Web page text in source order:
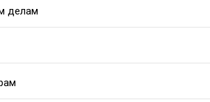
делам